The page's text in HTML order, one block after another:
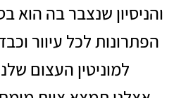
והניסיון שנצבר בה הוא
הפתרונות לכל עיוור
למוניטין העצום